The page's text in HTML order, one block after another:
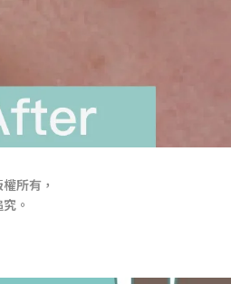
所有，
。